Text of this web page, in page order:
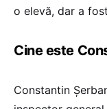
o elevă, dar a
Cine este
Constantin